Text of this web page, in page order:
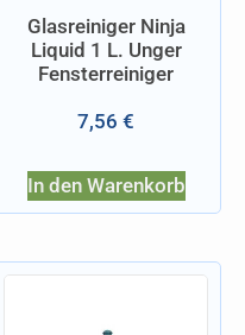
Glasreiniger Ninja
Liquid 1 L. Unger
Fensterreiniger
7,56 €
In den Warenkorb